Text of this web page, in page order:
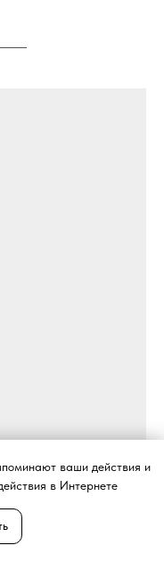
ваши действия и
в Интернете